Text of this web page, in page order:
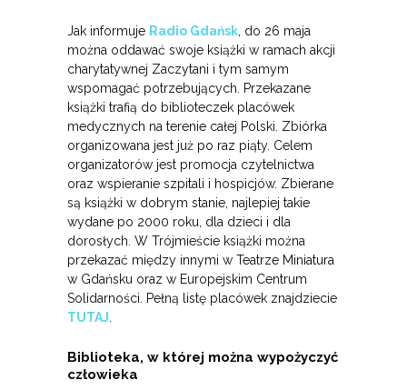
Jak informuje Radio Gdańsk , do 26 maja
można oddawać swoje książki w ramach akcji
charytatywnej Zaczytani i tym samym
wspomagać potrzebujących. Przekazane
książki trafią do biblioteczek placówek
medycznych na terenie całej Polski. Zbiórka
organizowana jest już po raz piąty. Celem
organizatorów jest promocja czytelnictwa
oraz wspieranie szpitali i hospicjów. Zbierane
są książki w dobrym stanie, najlepiej takie
wydane po 2000 roku, dla dzieci i dla
dorosłych. W Trójmieście książki można
przekazać między innymi w Teatrze Miniatura
w Gdańsku oraz w Europejskim Centrum
Solidarności. Pełną listę placówek znajdziecie
TUTAJ
Biblioteka, w której można wypożyczyć
człowieka